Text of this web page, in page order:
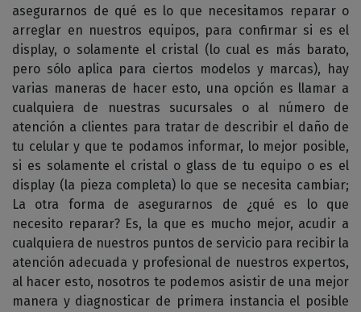
asegurarnos de qué es lo que necesitamos reparar o
arreglar en nuestros equipos, para confirmar si es el
display, o solamente el cristal (lo cual es más barato,
pero sólo aplica para ciertos modelos y marcas), hay
varias maneras de hacer esto, una opción es llamar a
cualquiera de nuestras sucursales o al número de
atención a clientes para tratar de describir el daño de
tu celular y que te podamos informar, lo mejor posible,
si es solamente el cristal o glass de tu equipo o es el
display (la pieza completa) lo que se necesita cambiar;
La otra forma de asegurarnos de ¿qué es lo que
necesito reparar? Es, la que es mucho mejor, acudir a
cualquiera de nuestros puntos de servicio para recibir la
atención adecuada y profesional de nuestros expertos,
al hacer esto, nosotros te podemos asistir de una mejor
manera y diagnosticar de primera instancia el posible